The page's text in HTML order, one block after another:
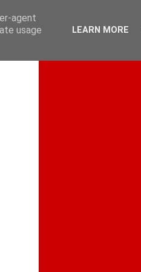
agent
usage
LEARN MORE